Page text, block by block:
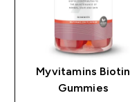
Myvitamins Biotin
Gummies